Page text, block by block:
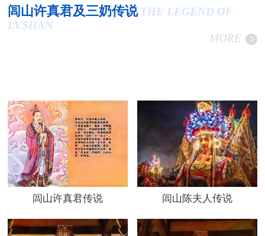
闾山许真君及三奶传说 THE LEGEND OF
LVSHAN
MORE
闾山许真君传说 闾山陈夫人传说